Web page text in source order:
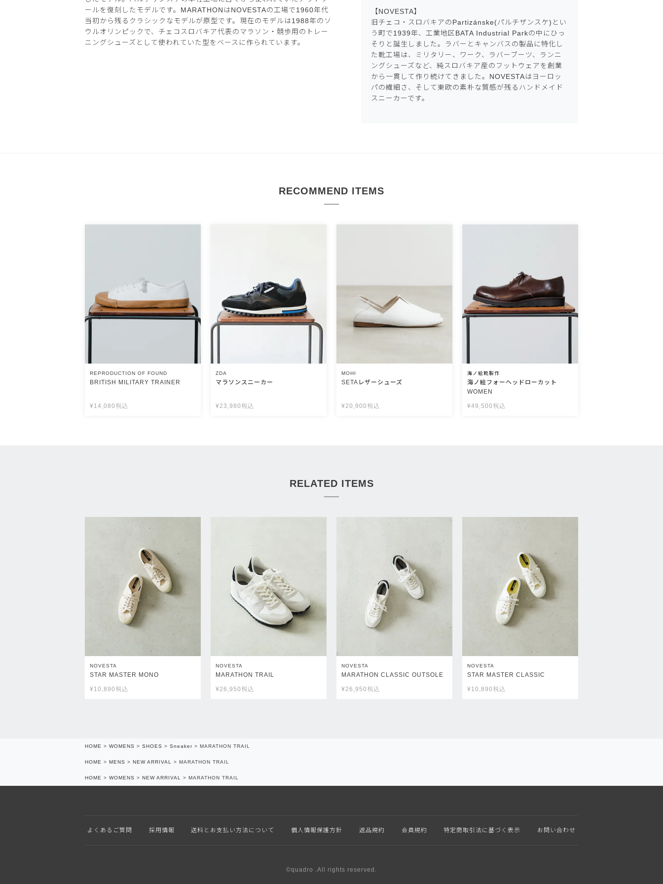
ールを復刻したモデルです。MARATHONはNOVESTAの工場で1960年代
当初から残るクラシックなモデルが原型です。現在のモデルは1988年のソ
ウルオリンピックで、チェコスロバキア代表のマラソン・競歩用のトレー
ニングシューズとして使われていた型をベースに作られています。
【NOVESTA】
旧チェコ・スロバキアのPartizánske(パルチザンスケ)とい
う町で1939年、工業地区BATA Industrial Parkの中にひっ
そりと誕生しました。ラバーとキャンバスの製品に特化し
た靴工場は、ミリタリー、ワーク、ラバーブーツ、ランニ
ングシューズなど、純スロバキア産のフットウェアを創業
から一貫して作り続けてきました。NOVESTAはヨーロッ
パの繊細さ、そして東欧の素朴な質感が残るハンドメイド
スニーカーです。
RECOMMEND ITEMS
REPRODUCTION OF FOUND
BRITISH MILITARY TRAINER
¥14,080 税込
ZDA
マラソンスニーカー
¥23,980 税込
MOHI
SETAレザーシューズ
¥20,900 税込
海ノ絵靴製作
海ノ絵フォーヘッドローカット
WOMEN
¥49,500 税込
RELATED ITEMS
NOVESTA
STAR MASTER MONO
¥10,890 税込
NOVESTA
MARATHON TRAIL
¥26,950 税込
NOVESTA
MARATHON CLASSIC OUTSOLE
¥26,950 税込
NOVESTA
STAR MASTER CLASSIC
¥10,890 税込
HOME WOMENS SHOES Sneaker MARATHON TRAIL
HOME MENS NEW ARRIVAL MARATHON TRAIL
HOME WOMENS NEW ARRIVAL MARATHON TRAIL
よくあるご質問 採用情報 送料とお支払い方法について 個人情報保護方針 返品規約 会員規約 特定商取引法に基づく表示 お問い合わせ
©quadro .All rights reserved.